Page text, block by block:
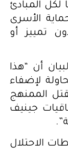
لكل المبادئ
الأسرى
تمييز أو
أن “هذا
لإضفاء
الممنهج
جينيف
الاحتلال